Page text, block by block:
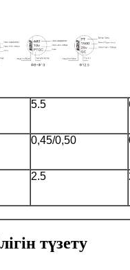
5.5
0,45/0,50
2.5
түзету